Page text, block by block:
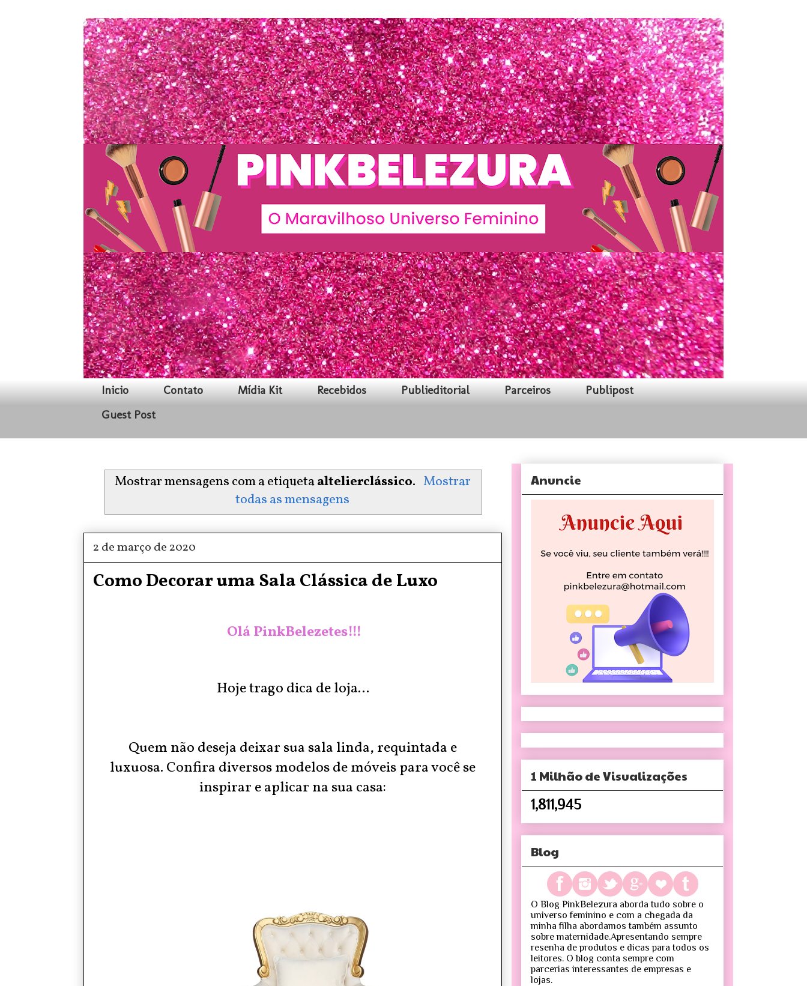
Inicio Contato Mídia Kit Recebidos Publieditorial Parceiros
Publipost
Guest Post
Mostrar mensagens com a etiquetaaltelierclássico. Mostrar
todas as mensagens
2 de março de 2020
Como Decorar uma Sala Clássica de Luxo
Olá PinkBelezetes!!!
Hoje trago dica de loja...
Quem não deseja deixar sua sala linda, requintada e
luxuosa. Confira diversos modelos de móveis para você se
inspirar e aplicar na sua casa:
Anuncie
1 Milhão de Visualizações
1,811,945
Blog
O Blog PinkBelezura aborda tudo sobre o
universo feminino e com a chegada da
minha filha abordamos também assunto
sobre maternidade.Apresentando sempre
resenha de produtos e dicas para todos os
leitores. O blog conta sempre com
parcerias interessantes de empresas e
lojas.